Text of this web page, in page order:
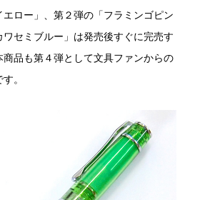
エロー」、第２弾の「フラミンゴピン
セミブルー」は発売後すぐに完売す
商品も第４弾として文具ファンからの
。